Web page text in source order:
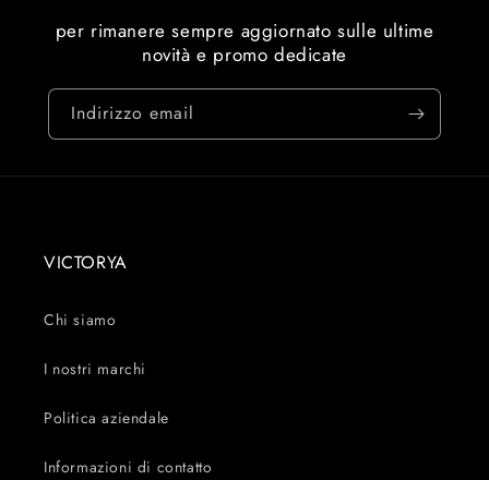
per rimanere sempre aggiornato sulle ultime
novità e promo dedicate
Indirizzo email
VICTORYA
Chi siamo
I nostri marchi
Politica aziendale
Informazioni di contatto